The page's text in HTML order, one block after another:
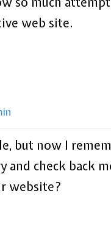
web site.
but now I
and check back
website?